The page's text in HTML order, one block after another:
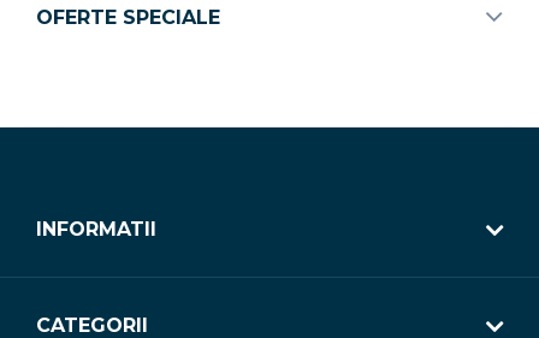
OFERTE SPECIALE
INFORMATII
CATEGORII